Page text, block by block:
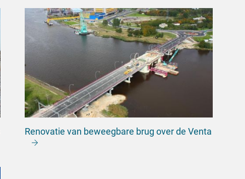
Renovatie van beweegbare brug over de Venta